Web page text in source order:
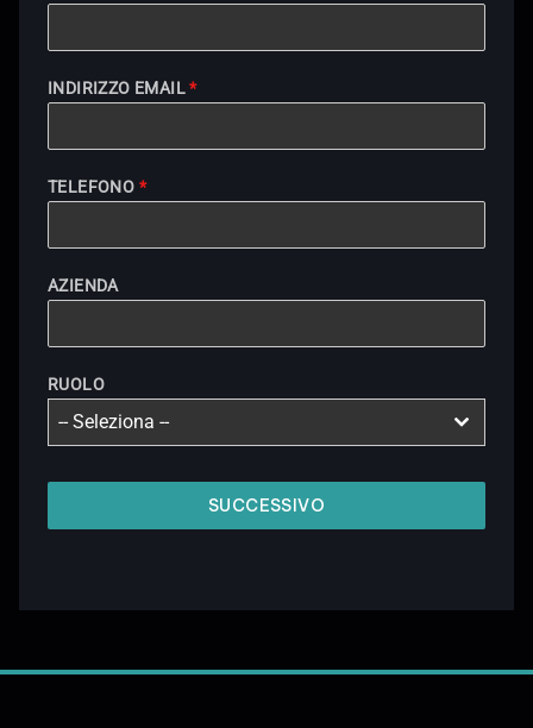
INDIRIZZO EMAIL*
TELEFONO *
AZIENDA
RUOLO
-- Seleziona --
SUCCESSIVO